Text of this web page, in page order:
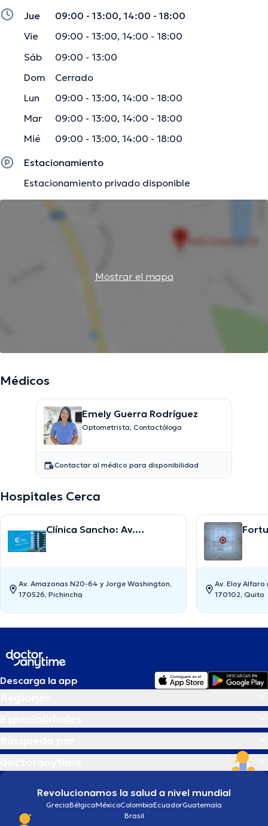
Jue
09:00 - 13:00, 14:00 - 18:00
Vie
09:00 - 13:00, 14:00 - 18:00
Sáb
09:00 - 13:00
Dom
Cerrado
Lun
09:00 - 13:00, 14:00 - 18:00
Mar
09:00 - 13:00, 14:00 - 18:00
Mié
09:00 - 13:00, 14:00 - 18:00
Estacionamiento
Estacionamiento privado disponible
Mostrar el mapa
Médicos
Emely Guerra Rodríguez
Optometrista, Contactóloga
Contactar al médico para disponibilidad
Hospitales Cerca
Clínica Sancho: Av.
Av. Amazonas N20-64 y Jorge Washington,
170526, Pichincha
Av. Eloy Alfaro
170102, Quito
Descarga la app
Revolucionamos la salud a nivel mundial
GreciaBélgicaMéxicoColombiaEcuadorGuatemala
Brasil